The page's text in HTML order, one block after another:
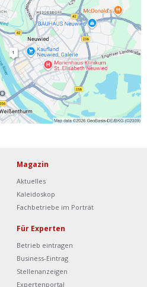
schon dabei?
eintragen
Login
Magazin
Aktuelles
Kaleidoskop
Fachbetriebe im Porträt
Für Experten
Betrieb eintragen
Business-Eintrag
Stellenanzeigen
Expertenportal